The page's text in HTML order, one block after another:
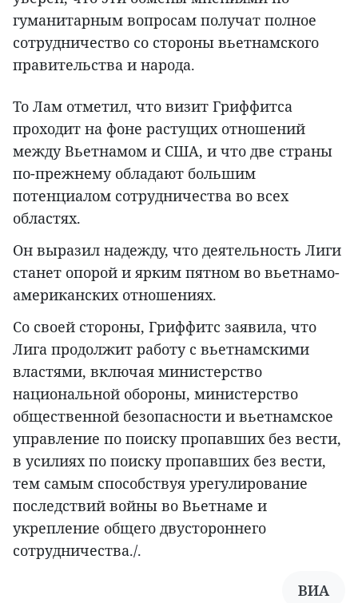
гуманитарным вопросам получат полное
сотрудничество со стороны вьетнамского
правительства и народа.
То Лам отметил, что визит Гриффитса
проходит на фоне растущих отношений
между Вьетнамом и США, и что две страны
по-прежнему обладают большим
потенциалом сотрудничества во всех
областях.
Он выразил надежду, что деятельность Лиги
станет опорой и ярким пятном во вьетнамо-
американских отношениях.
Со своей стороны, Гриффитс заявила, что
Лига продолжит работу с вьетнамскими
властями, включая министерство
национальной обороны, министерство
общественной безопасности и вьетнамское
управление по поиску пропавших без вести,
в усилиях по поиску пропавших без вести,
тем самым способствуя урегулирование
последствий войны во Вьетнаме и
укрепление общего двустороннего
сотрудничества./.
ВИА